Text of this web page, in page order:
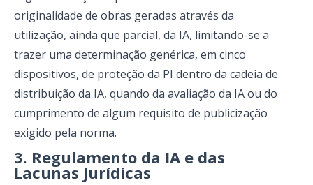
originalidade de obras geradas através da
utilização, ainda que parcial, da IA, limitando-se a
trazer uma determinação genérica, em cinco
dispositivos, de proteção da PI dentro da cadeia de
distribuição da IA, quando da avaliação da IA ou do
cumprimento de algum requisito de publicização
exigido pela norma.
3. Regulamento da IA ​​e das
Lacunas Jurídicas